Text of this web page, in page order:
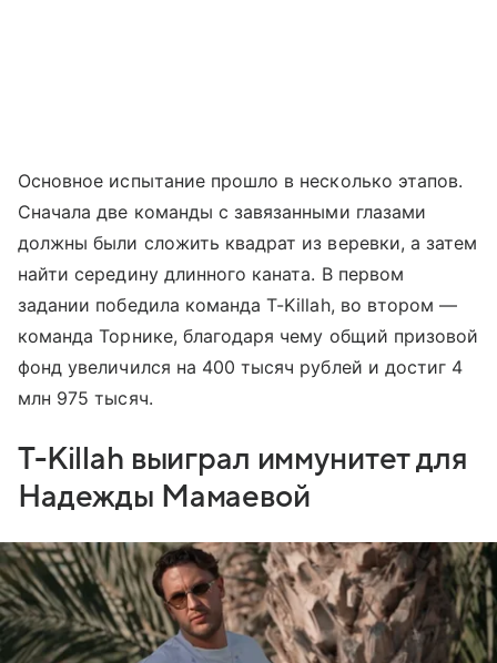
Основное испытание прошло в несколько этапов.
Сначала две команды с завязанными глазами
должны были сложить квадрат из веревки, а затем
найти середину длинного каната. В первом
задании победила команда T-Killah, во втором —
команда Торнике, благодаря чему общий призовой
фонд увеличился на 400 тысяч рублей и достиг 4
млн 975 тысяч.
T-Killah выиграл иммунитет для
Надежды Мамаевой